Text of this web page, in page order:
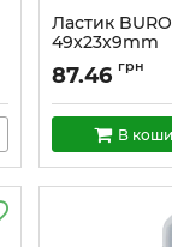
Ластик
49x23x9mm
87.46 грн
В